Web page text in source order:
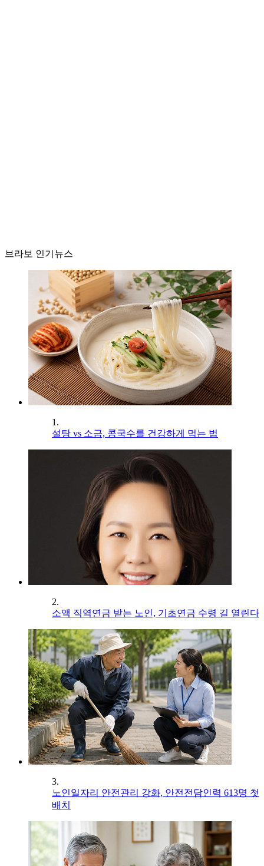
브라보 인기뉴스
1.
설탕 vs 소금, 콩국수를 건강하게 먹는 법
2.
소액 직역연금 받는 노인, 기초연금 수령 길 열린다
3.
노인일자리 안전관리 강화, 안전전담인력 613명 첫
배치